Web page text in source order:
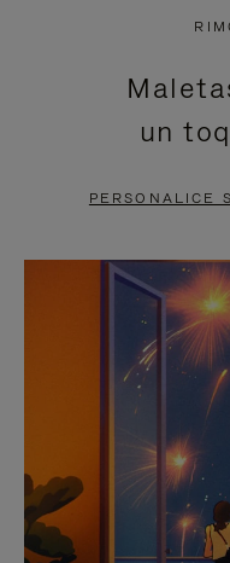
PULSE
PARA
ESTÁ
un
PERSONALICE